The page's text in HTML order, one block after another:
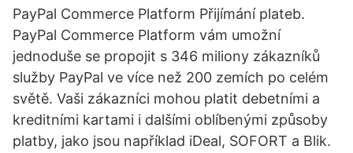
PayPal Commerce Platform Přijímání plateb.
PayPal Commerce Platform vám umožní
jednoduše se propojit s 346 miliony zákazníků
služby PayPal ve více než 200 zemích po celém
světě. Vaši zákazníci mohou platit debetními a
kreditními kartami i dalšími oblíbenými způsoby
platby, jako jsou například iDeal, SOFORT a Blik.